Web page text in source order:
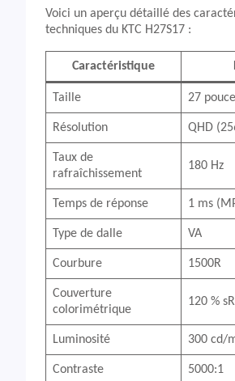
Voici un aperçu détaillé des
techniques du KTC H27S17 :
Caractéristique
Taille 27
Résolution QHD
Taux de
rafraîchissement
180 Hz
Temps de réponse 1 ms
Type de dalle VA
Courbure 1500R
Couverture
colorimétrique
120 %
Luminosité 300 cd/
Contraste 5000:1